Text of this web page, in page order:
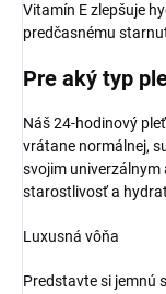
Vitamín E zlepšuje
predčasnému
Pre aký typ
Náš 24-hodinový
vrátane normálnej,
svojim univerzálnym
starostlivosť a
Luxusná vôňa
Predstavte si jemnú